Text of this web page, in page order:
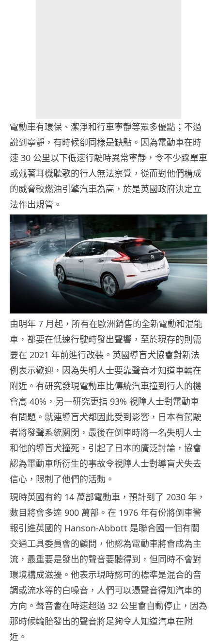
電動車有環保、潔淨和行車寧靜等眾多優點；不過
說到寧靜，有時候卻同樣是缺點。因為電動車在時
速 30 公里以下低速行駛時異常寧靜，令不少踩單車
或戴著耳機聽歌的行人無法察覺，從而對他們構成
的威脅較燃油引擎汽車為高，於是英國政府決定立
法作出規管。
由明年 7 月起，所有在歐洲銷售的全新電動和混能
車，都要在低速行駛時發出聲響，至於現存的則需
要在 2021 年前進行改裝。英國導盲犬協會對新法
例表示歡迎，因為失明人士要靠聲音才知道車輛在
附近。有研究發現電動車比傳統汽車撞到行人的機
會高 40%，另一研究更指 93% 視障人士對電動車
有問題。就連導盲犬都因此受到影響，日本有駕駛
者將發聲系統關閉，最後在倒車時將一名失明人士
和他的導盲犬撞死，引起了日本的廣泛討論，協會
認為電動車所衍生的事故令視障人士對導盲犬失去
信心，限制了他們的活動。
現時英國有約 14 萬部電動車，預計到了 2030 年，
數目將會多達 900 萬部。在 1976 年有份將倒車警
報引進英國的 Hanson-Abbott 是聯合國一個有關
交通工具委員會的顧問，他認為電動車將會成為主
流，最重要是發出的聲音要聽得到，但同時不會對
環境構成滋擾。他表示現時認可的標準是混合的音
調或流水等的白噪音，人們可以憑聲音得知汽車的
方向。聲音會在時速超過 32 公里會自動停止，因為
那時候輪胎發出的聲音將足夠令人知道汽車在附
近。